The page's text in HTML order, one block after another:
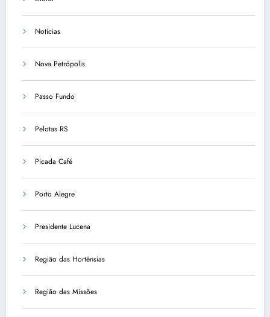
Notícias
Nova Petrópolis
Passo Fundo
Pelotas RS
Picada Café
Porto Alegre
Presidente Lucena
Região das Hortênsias
Região das Missões